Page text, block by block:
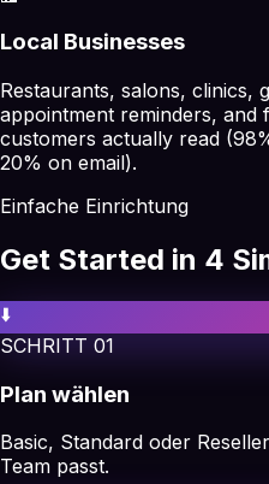
Local Businesses
Restaurants, salons, clinics,
appointment reminders, and
customers actually read
20% on email).
Einfache Einrichtung
Get Started in 4
⬇️
SCHRITT 01
Plan wählen
Basic, Standard oder
Team passt.